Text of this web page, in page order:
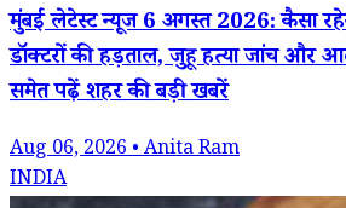
मुंबई लेटेस्ट न्यूज 6 अगस्त 2026: कैसा
डॉक्टरों की हड़ताल, जुहू हत्या जांच और
समेत पढ़ें शहर की बड़ी खबरें
Aug 06, 2026 • Anita Ram
INDIA